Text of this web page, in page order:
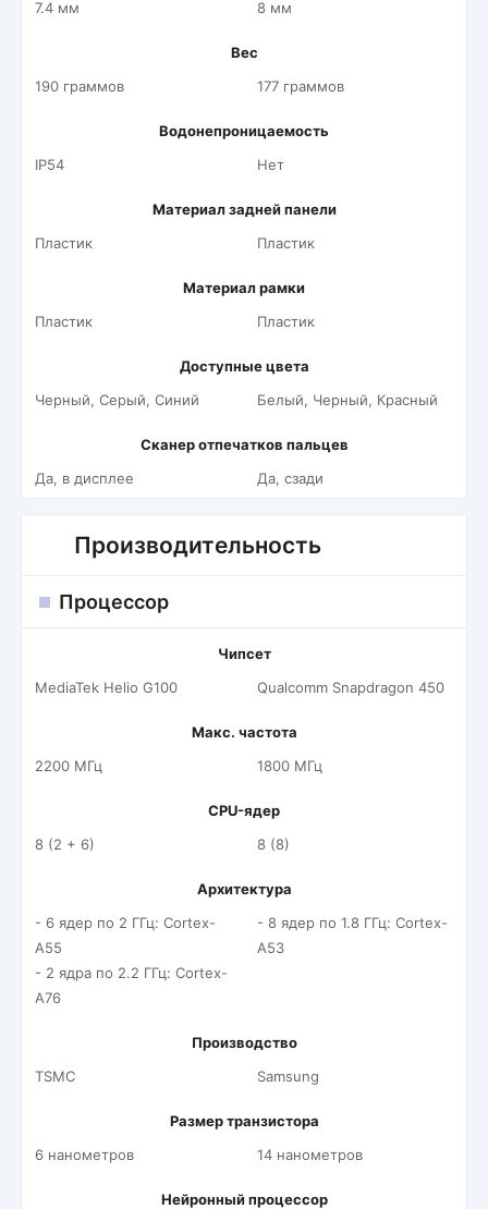
7.4 мм 8 мм
Вес
190 граммов
177 граммов
Водонепроницаемость
IP54
Нет
Материал задней панели
Пластик
Пластик
Материал рамки
Пластик
Пластик
Доступные цвета
Черный, Серый, Синий
Белый, Черный, Красный
Сканер отпечатков пальцев
Да, в дисплее
Да, сзади
Производительность
Процессор
Чипсет
MediaTek Helio G100
Qualcomm Snapdragon 450
Макс. частота
2200 МГц
1800 МГц
CPU-ядер
8 (2 + 6)
8 (8)
Архитектура
- 6 ядер по 2 ГГц: Cortex-
A55
- 2 ядра по 2.2 ГГц: Cortex-
A76
- 8 ядер по 1.8 ГГц: Cortex-
A53
Производство
TSMC
Samsung
Размер транзистора
6 нанометров
14 нанометров
Нейронный процессор